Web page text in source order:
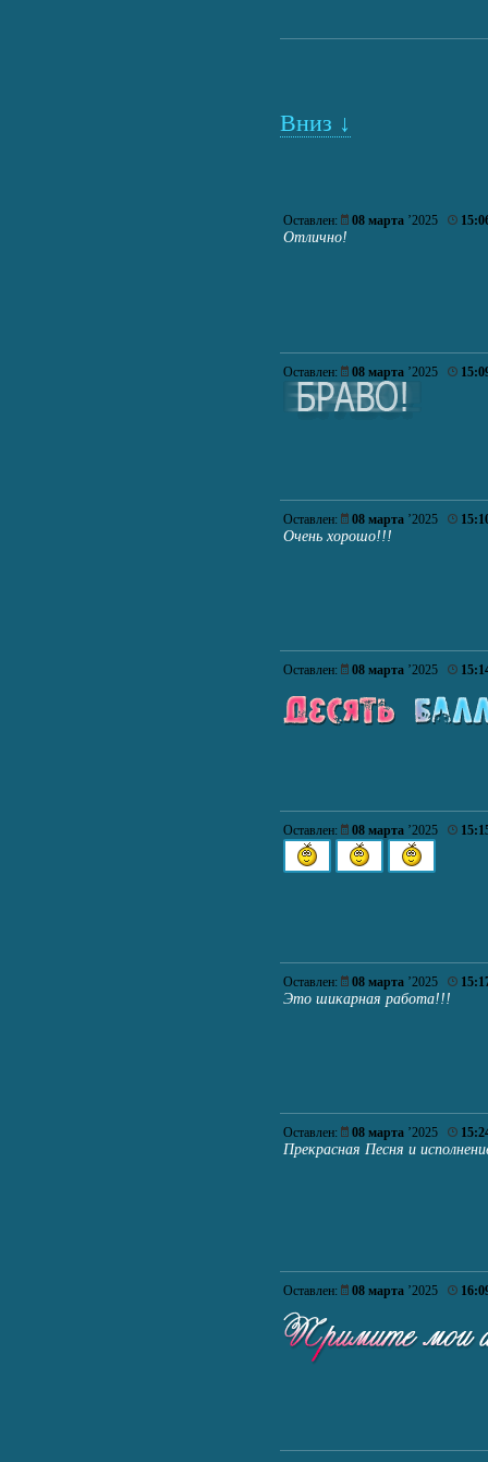
Вниз ↓
Оставлен: 08 марта ’2025
Отлично!
Оставлен: 08 марта ’2025
Оставлен: 08 марта ’2025
Очень хорошо!!!
Оставлен: 08 марта ’2025
Оставлен: 08 марта ’2025
Оставлен: 08 марта ’2025
Это шикарная работа!!!
Оставлен: 08 марта ’2025
Прекрасная Песня и
Оставлен: 08 марта ’2025